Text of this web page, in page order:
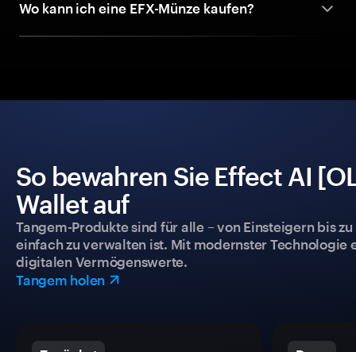
Wo kann ich eine EFX-Münze kaufen?
So bewahren Sie Effect AI
Wallet auf
Tangem-Produkte sind für alle – von Einsteigern bis
einfach zu verwalten ist. Mit modernster
digitalen Vermögenswerte.
Tangem holen